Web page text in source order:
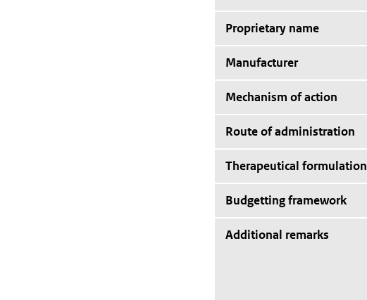
Proprietary name
Manufacturer
Mechanism of action
Route of administration
Therapeutical formulation
Budgetting framework
Additional remarks